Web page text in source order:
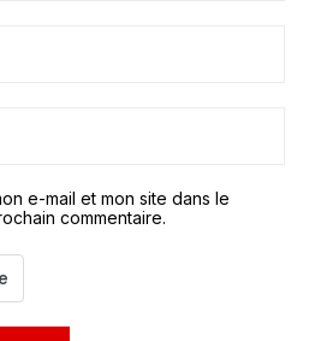
e-mail et mon site dans le
commentaire.